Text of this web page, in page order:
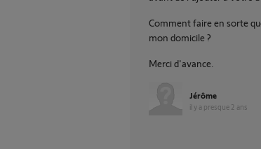
Comment faire en sorte
mon domicile ?
Merci d'avance.
Jérôme
il y a presque 2 ans